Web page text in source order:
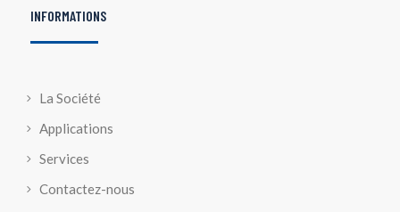
INFORMATIONS
La Société
Applications
Services
Contactez-nous